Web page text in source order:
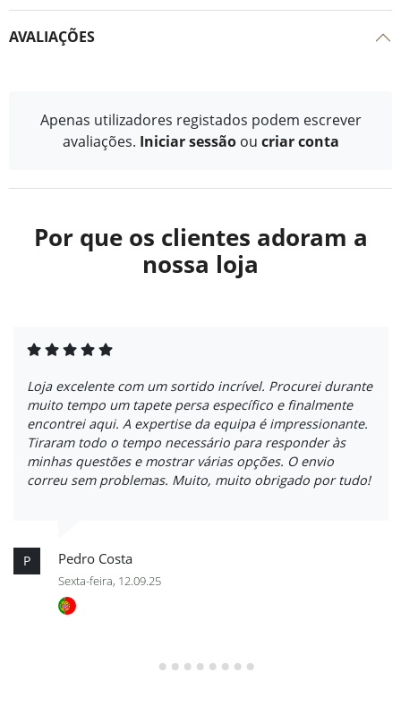
AVALIAÇÕES
Apenas utilizadores registados podem escrever
avaliações. Iniciar sessão ou criar conta
Por que os clientes adoram a
nossa loja
Loja excelente com um sortido incrível. Procurei durante
muito tempo um tapete persa específico e finalmente
encontrei aqui. A expertise da equipa é impressionante.
Tiraram todo o tempo necessário para responder às
minhas questões e mostrar várias opções. O envio
correu sem problemas. Muito, muito obrigado por tudo!
P Pedro Costa
Sexta-feira, 12.09.25